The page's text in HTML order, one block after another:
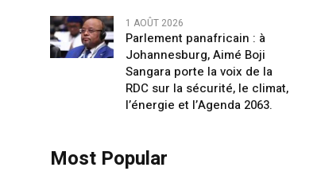
1 AOÛT 2026
Parlement panafricain : à
Johannesburg, Aimé Boji
Sangara porte la voix de la
RDC sur la sécurité, le climat,
l’énergie et l’Agenda 2063.
Most Popular